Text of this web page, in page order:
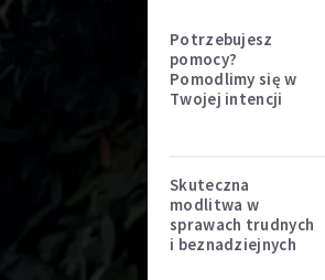
Potrzebujesz
pomocy?
Pomodlimy się w
Twojej intencji
Skuteczna
modlitwa w
sprawach trudnych
i beznadziejnych